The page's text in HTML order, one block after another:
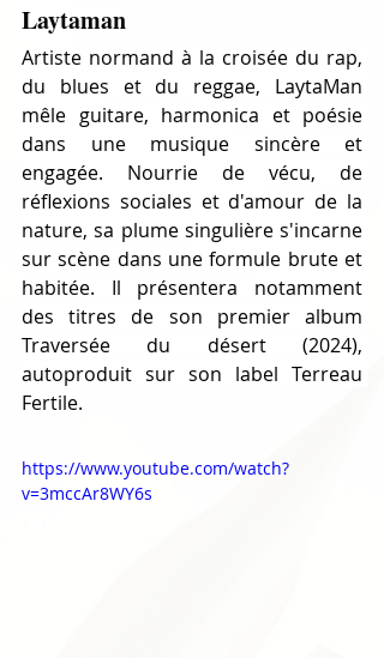
Laytaman
Artiste normand à la croisée du rap,
du blues et du reggae, LaytaMan
mêle guitare, harmonica et poésie
dans une musique sincère et
engagée. Nourrie de vécu, de
réflexions sociales et d'amour de la
nature, sa plume singulière s'incarne
sur scène dans une formule brute et
habitée. Il présentera notamment
des titres de son premier album
Traversée du désert (2024),
autoproduit sur son label Terreau
Fertile.
https://www.youtube.com/watch?
v=3mccAr8WY6s